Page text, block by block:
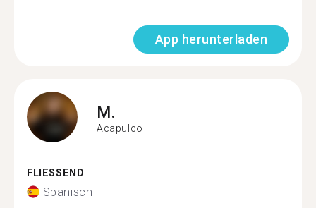
App herunterladen
M.
Acapulco
FLIESSEND
Spanisch